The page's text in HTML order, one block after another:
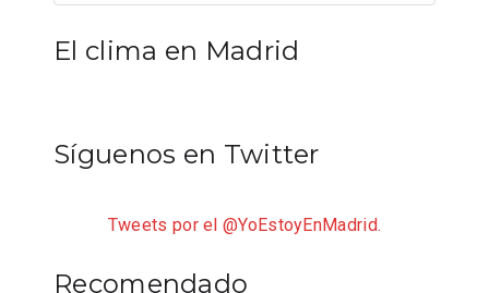
El clima en Madrid
Síguenos en Twitter
Tweets por el @YoEstoyEnMadrid.
Recomendado